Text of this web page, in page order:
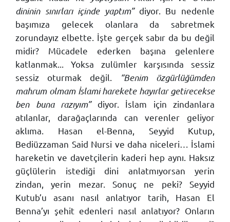
dininin sınırları içinde yaptım” diyor. Bu nedenle
başımıza gelecek olanlara da sabretmek
zorundayız elbette. İşte gerçek sabır da bu değil
midir? Mücadele ederken başına gelenlere
katlanmak... Yoksa zulümler karşısında sessiz
sessiz oturmak değil.
“Benim özgürlüğümden
mahrum olmam İslami harekete hayırlar getirecekse
ben buna razıyım”diyor. İslam için zindanlara
atılanlar, darağaçlarında can verenler geliyor
aklıma. Hasan el-Benna, Seyyid Kutup,
Bediüzzaman Said Nursi ve daha niceleri… İslami
hareketin ve davetçilerin kaderi hep aynı. Haksız
güçlülerin istediği dini anlatmıyorsan yerin
zindan, yerin mezar. Sonuç ne peki? Seyyid
Kutub’u asanı nasıl anlatıyor tarih, Hasan El
Benna’yı şehit edenleri nasıl anlatıyor? Onların